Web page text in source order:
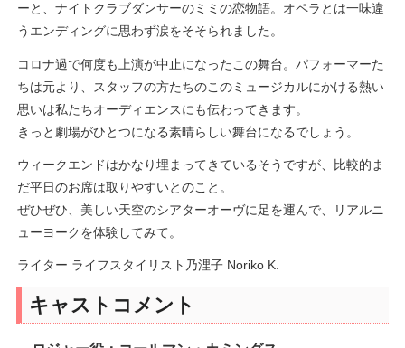
ーと、ナイトクラブダンサーのミミの恋物語。オペラとは一味違
うエンディングに思わず涙をそそられました。
コロナ過で何度も上演が中止になったこの舞台。パフォーマーた
ちは元より、スタッフの方たちのこのミュージカルにかける熱い
思いは私たちオーディエンスにも伝わってきます。
きっと劇場がひとつになる素晴らしい舞台になるでしょう。
ウィークエンドはかなり埋まってきているそうですが、比較的ま
だ平日のお席は取りやすいとのこと。
ぜひぜひ、美しい天空のシアターオーヴに足を運んで、リアルニ
ューヨークを体験してみて。
ライター ライフスタイリスト乃浬子 Noriko K.
キャストコメント